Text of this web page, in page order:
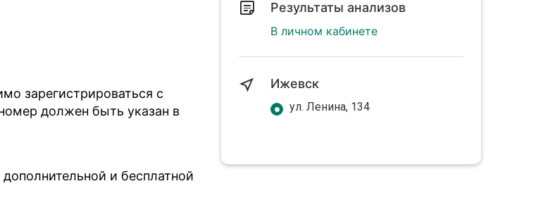
зарегистрироваться с
должен быть указан в
и бесплатной
Результаты анализов
В личном кабинете
Ижевск
ул. Ленина, 134